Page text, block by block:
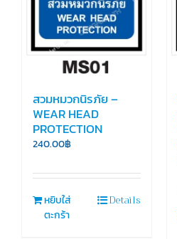
สวมหมวกนิรภัย –
WEAR HEAD
PROTECTION
240.00฿
หยิบใส่
ตะกร้า
Details